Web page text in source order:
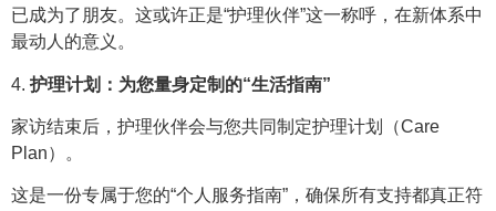
已成为了朋友。这或许正是“护理伙伴”这一称呼，在新体系中
最动人的意义。
4. 护理计划：为您量身定制的“生活指南”
家访结束后，护理伙伴会与您共同制定护理计划（Care
Plan）。
这是一份专属于您的“个人服务指南”，确保所有支持都真正符